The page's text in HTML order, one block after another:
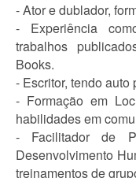
- Ator e dublador,
- Experiência
trabalhos
Books.
- Escritor, tendo
- Formação em
habilidades em
- Facilitador de
Desenvolvimento
treinamentos de